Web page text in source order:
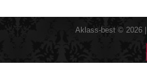
Aklass-best © 2026